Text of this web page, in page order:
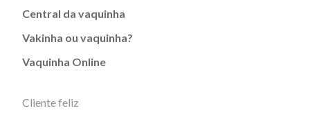
Central da vaquinha
Vakinha ou vaquinha?
Vaquinha Online
Cliente feliz